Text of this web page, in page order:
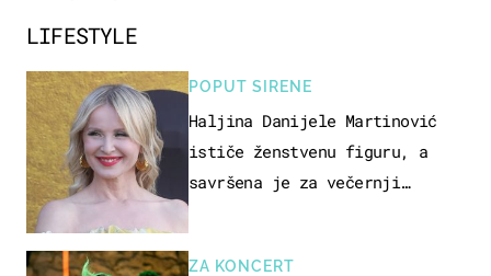
LIFESTYLE
POPUT SIRENE
Haljina Danijele Martinović
ističe ženstvenu figuru, a
savršena je za večernji
ZA KONCERT